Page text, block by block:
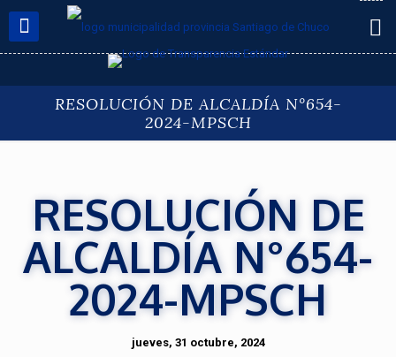
RESOLUCIÓN DE ALCALDÍA N°654-
2024-MPSCH
RESOLUCIÓN DE
ALCALDÍA N°654-
2024-MPSCH
jueves, 31 octubre, 2024